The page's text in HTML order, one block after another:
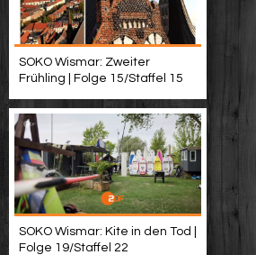
SOKO Wismar: Zweiter
Frühling | Folge 15/Staffel 15
SOKO Wismar: Kite in den Tod |
Folge 19/Staffel 22